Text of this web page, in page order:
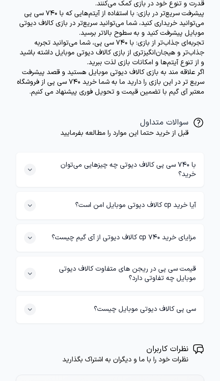
قدرت و تنوع خود در بازی کمک می‌کنند.
پیشرفت سریع‌تر در بازی:
با استفاده از آیتم‌هایی که با 740 سی پی
می‌توانید خریداری کنید، شما می‌توانید سریع‌تر در بازی کالاف دیوتی
موبایل پیشرفت کنید و به سطوح بالاتر برسید.
تجربه‌ای جذاب‌تر از بازی:
با 740 سی پی، شما می‌توانید تجربه
جذاب‌تر و هیجان‌انگیزتری از بازی کالاف دیوتی موبایل داشته باشید
و از تنوع آیتم‌ها و امکانات بازی لذت ببرید.
اگر علاقه مند به بازی کالاف دیوتی موبایل هستید و قصد پیشرفت
سریع تر در این بازی را دارید ما به شما خرید 740 سی پی از فروشگاه
معتبر آی گیم با تضمین قیمت و تحویل فوری پیشنهاد می کنیم.
سوالات متداول
قبل از خرید حتما این موارد را مطالعه بفرمایید
با 740 سی پی کالاف دیوتی چه چیزهایی می‌توان
خرید؟
آیا خرید cp کالاف دیوتی موبایل امن است؟
مزایای خرید 740 cp کالاف دیوتی از آی گیم چیست؟
قیمت سی پی در ریجن های متفاوت کالاف دیوتی
موبایل چه تفاوتی دارد؟
سی پی کالاف دیوتی موبایل چیست؟
نظرات کاربران
نظرات خود را با ما و دیگران به اشتراک بگذارید